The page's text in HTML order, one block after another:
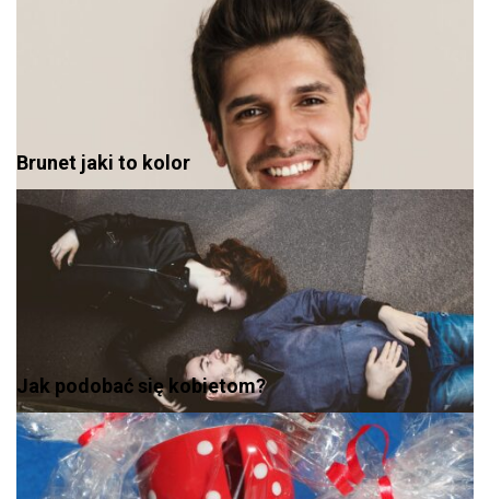
Brunet jaki to kolor
Jak podobać się kobietom?